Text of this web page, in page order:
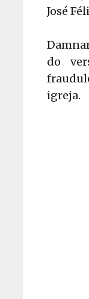
José
do
igreja.